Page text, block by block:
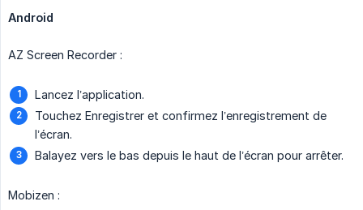
Android
AZ Screen Recorder :
Lancez l’application.
Touchez Enregistrer et confirmez l’enregistrement de
l’écran.
Balayez vers le bas depuis le haut de l’écran pour arrêter.
Mobizen :